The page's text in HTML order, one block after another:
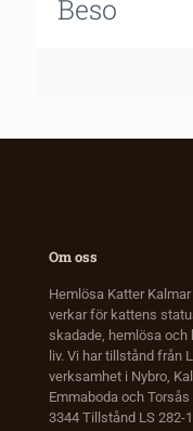
Beso
Om oss
Hemlösa Katter
verkar för kattens
skadade, hemlösa
liv. Vi har tillstånd från
verksamhet i Nybro,
Emmaboda och
3344 Tillstånd LS 282-